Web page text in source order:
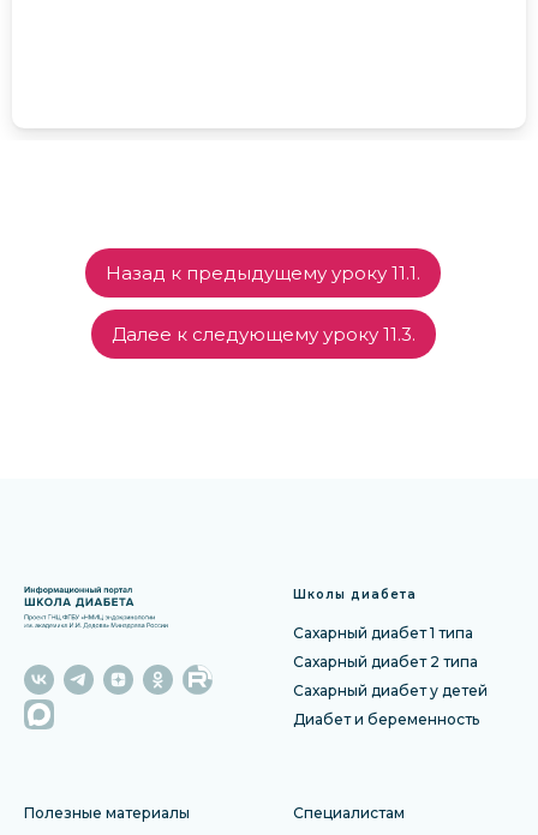
Назад к предыдущему уроку 11.1.
Далее к следующему уроку 11.3.
Школы диабета
Сахарный диабет 1 типа
Сахарный диабет 2 типа
Сахарный диабет у детей
Диабет и беременность
Полезные материалы
Специалистам